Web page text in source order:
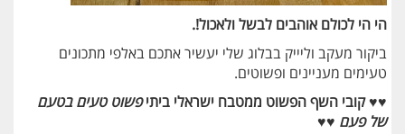
הי הי לכולם אוהבים לבשל ולאכול!.
ביקור מעקב וליייק בבלוג שלי יעשיר אתכם באלפי מתכונים
טעימים מעניינים ופשוטים.
♥♥ קובי השף הפשוט ממטבח ישראלי ביתיפשוט טעים בטעם
של פעם ♥♥